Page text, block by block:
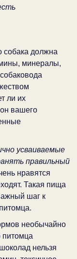
собака должна
минералы,
ли их
вашего
усваиваемые
правильный
нравятся
Такая пища
шаг к
необычайно
питомца
нельзя